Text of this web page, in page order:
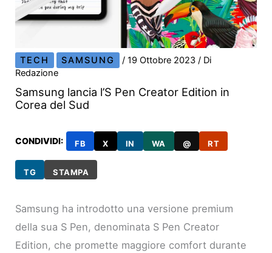
TECH SAMSUNG /19 Ottobre 2023/ Di
Redazione
Samsung lancia l’S Pen Creator Edition in
Corea del Sud
CONDIVIDI: FB X IN WA @ RT
TG STAMPA
Samsung ha introdotto una versione premium
della sua S Pen, denominata S Pen Creator
Edition, che promette maggiore comfort durante